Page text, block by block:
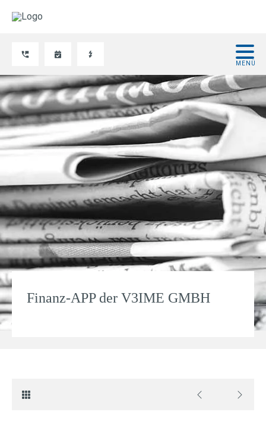
Finanz-APP der V3IME GMBH